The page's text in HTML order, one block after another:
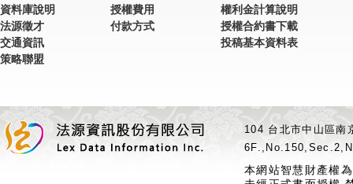
資料庫說明
法源徵才
交通資訊
策略聯盟
授權費用
付款方式
權利金計算說明
授權合約書下載
投稿基本資料表
104 台北市中山區
本網站智慧財產權